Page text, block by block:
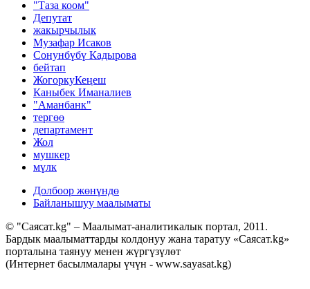
"Таза коом"
Депутат
жакырчылык
Музафар Исаков
Сонунбүбү Кадырова
бейтап
ЖогоркуКеңеш
Каныбек Иманалиев
"Аманбанк"
тергөө
департамент
Жол
мушкер
мүлк
Долбоор жөнүндө
Байланышуу маалыматы
© "Саясат.kg" – Маалымат-аналитикалык портал, 2011.
Бардык маалыматтарды колдонуу жана таратуу «Саясат.kg»
порталына таянуу менен жүргүзүлөт
(Интернет басылмалары үчүн - www.sayasat.kg)